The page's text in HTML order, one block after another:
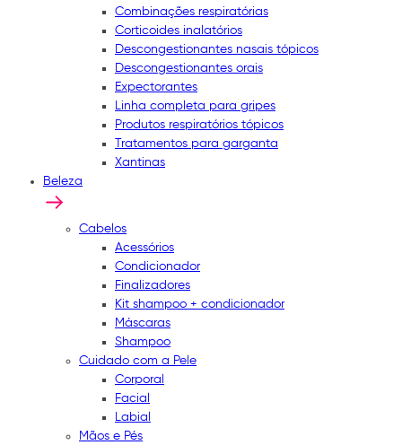
Combinações respiratórias
Corticoides inalatórios
Descongestionantes nasais tópicos
Descongestionantes orais
Expectorantes
Linha completa para gripes
Produtos respiratórios tópicos
Tratamentos para garganta
Xantinas
Beleza
Cabelos
Acessórios
Condicionador
Finalizadores
Kit shampoo + condicionador
Máscaras
Shampoo
Cuidado com a Pele
Corporal
Facial
Labial
Mãos e Pés